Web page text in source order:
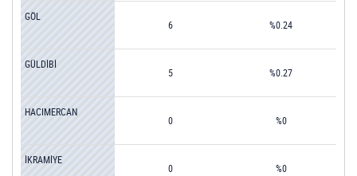
GÖL
6 %0.24
GÜLDİBİ
5 %0.27
HACIMERCAN
0 %0
İKRAMİYE
0 %0